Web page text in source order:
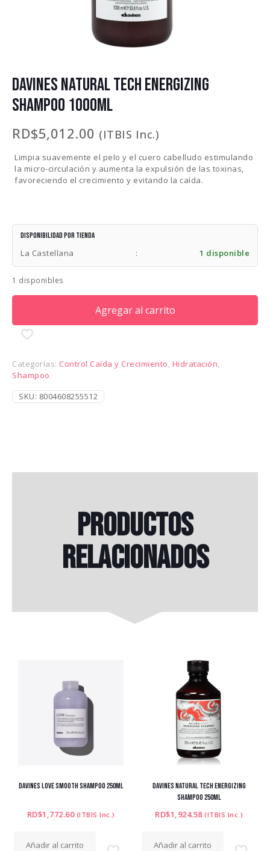
DAVINES NATURAL TECH ENERGIZING
SHAMPOO 1000ML
RD$5,012.00 (ITBIS Inc.)
Limpia suavemente el pelo y el cuero cabelludo estimulando
la micro-circulación y aumenta la expulsión de las toxinas,
favoreciendo el crecimiento y evitando la caída.
Disponibilidad por tienda
La Castellana : 1 disponible
1 disponibles
Agregar al carrito
Categorías: Control Caída y Crecimiento, Hidratación,
Shampoo
SKU: 8004608255512
Productos
relacionados
DAVINES LOVE SMOOTH SHAMPOO 250ML
RD$1,772.60 (ITBIS Inc.)
Añadir al carrito
DAVINES NATURAL TECH ENERGIZING
SHAMPOO 250ML
RD$1,924.58 (ITBIS Inc.)
Añadir al carrito